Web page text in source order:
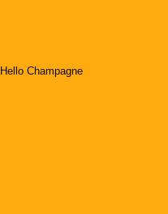
Champagne